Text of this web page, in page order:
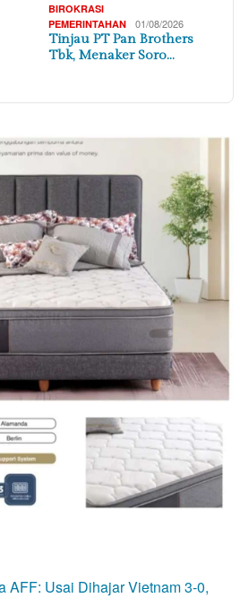
BIROKRASI
PEMERINTAHAN
01/08/2026
Tinjau PT Pan Brothers
Tbk, Menaker Soro…